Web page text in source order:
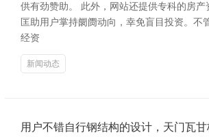
供有劲赞助。 此外，网站还提供专科的房产
匡助用户掌持阛阓动向，幸免盲目投资。不
经资
新闻动态
用户不错自行钢结构的设计，天门瓦